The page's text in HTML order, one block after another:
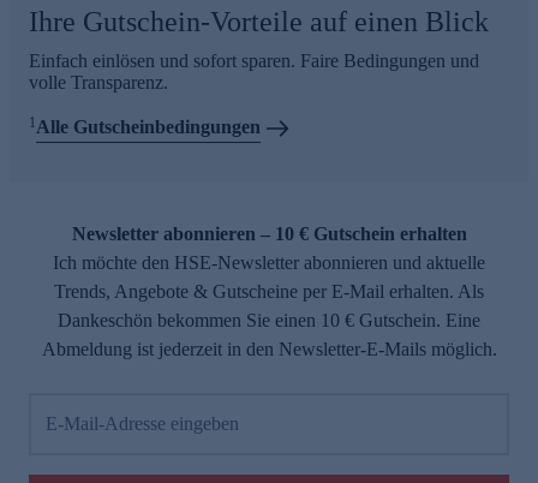
Ihre Gutschein-Vorteile auf einen Blick
Einfach einlösen und sofort sparen. Faire Bedingungen und
volle Transparenz.
1Alle Gutscheinbedingungen
Newsletter abonnieren – 10 € Gutschein erhalten
Ich möchte den HSE-Newsletter abonnieren und aktuelle
Trends, Angebote & Gutscheine per E-Mail erhalten. Als
Dankeschön bekommen Sie einen 10 € Gutschein. Eine
Abmeldung ist jederzeit in den Newsletter-E-Mails möglich.
E-Mail-Adresse eingeben